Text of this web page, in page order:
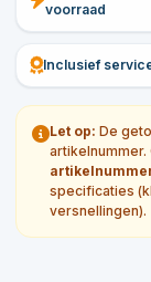
voorraad
Inclusief
Let op: De
specificaties
versnellingen).